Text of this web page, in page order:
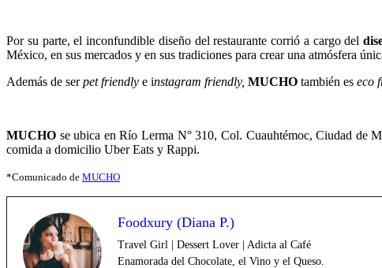
Por su parte, el inconfundible diseño del restaurante corrió a cargo del
México, en sus mercados y en sus tradiciones para crear una atmósfera
Además de serpet friendly e instagram friendly, MUCHO también es eco
MUCHO se ubica en Río Lerma N° 310, Col. Cuauhtémoc, Ciudad de
comida a domicilio Uber Eats y Rappi.
*Comunicado de MUCHO
Foodxury (Diana P.)
Travel Girl | Dessert Lover | Adicta al Café
Enamorada del Chocolate, el Vino y el Queso.